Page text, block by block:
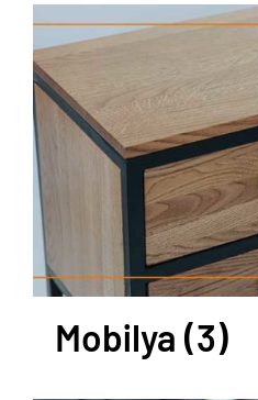
Mobilya (3)